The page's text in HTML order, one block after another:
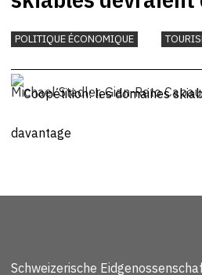
davantage
POLITIQUE ÉCONOMIQUE
Michael Stadler,Gian-Reto
Schweizerische